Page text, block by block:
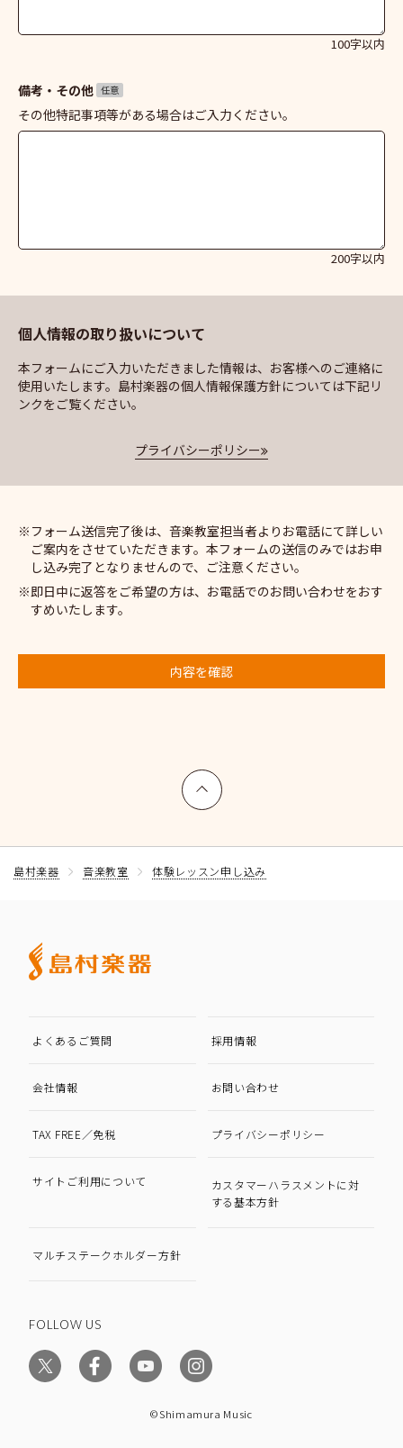
100字以内
備考・その他 任意
その他特記事項等がある場合はご入力ください。
200字以内
個人情報の取り扱いについて
本フォームにご入力いただきました情報は、お客様へのご連絡に
使用いたします。島村楽器の個人情報保護方針については下記リ
ンクをご覧ください。
プライバシーポリシー
フォーム送信完了後は、音楽教室担当者よりお電話にて詳しい
ご案内をさせていただきます。本フォームの送信のみではお申
し込み完了となりませんので、ご注意ください。
即日中に返答をご希望の方は、お電話でのお問い合わせをおす
すめいたします。
内容を確認
上へ戻る
島村楽器 音楽教室 体験レッスン申し込み
よくあるご質問 採用情報
会社情報 お問い合わせ
TAX FREE／免税 プライバシーポリシー
サイトご利用について
カスタマーハラスメントに対
する基本方針
マルチステークホルダー方針
FOLLOW US
©Shimamura Music